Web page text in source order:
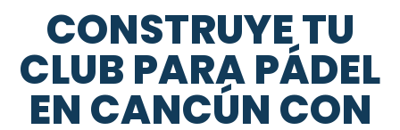
CONSTRUYE TU
CLUB PARA PÁDEL
EN CANCÚN CON